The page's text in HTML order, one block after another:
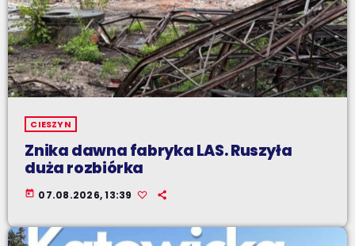
CIESZYN
Znika dawna fabryka LAS. Ruszyła
duża rozbiórka
today 07.08.2026, 13:39